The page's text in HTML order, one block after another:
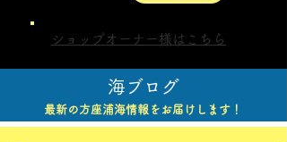
ショップオーナー様はこちら
海ブログ
最新の方座浦海情報をお届けします！